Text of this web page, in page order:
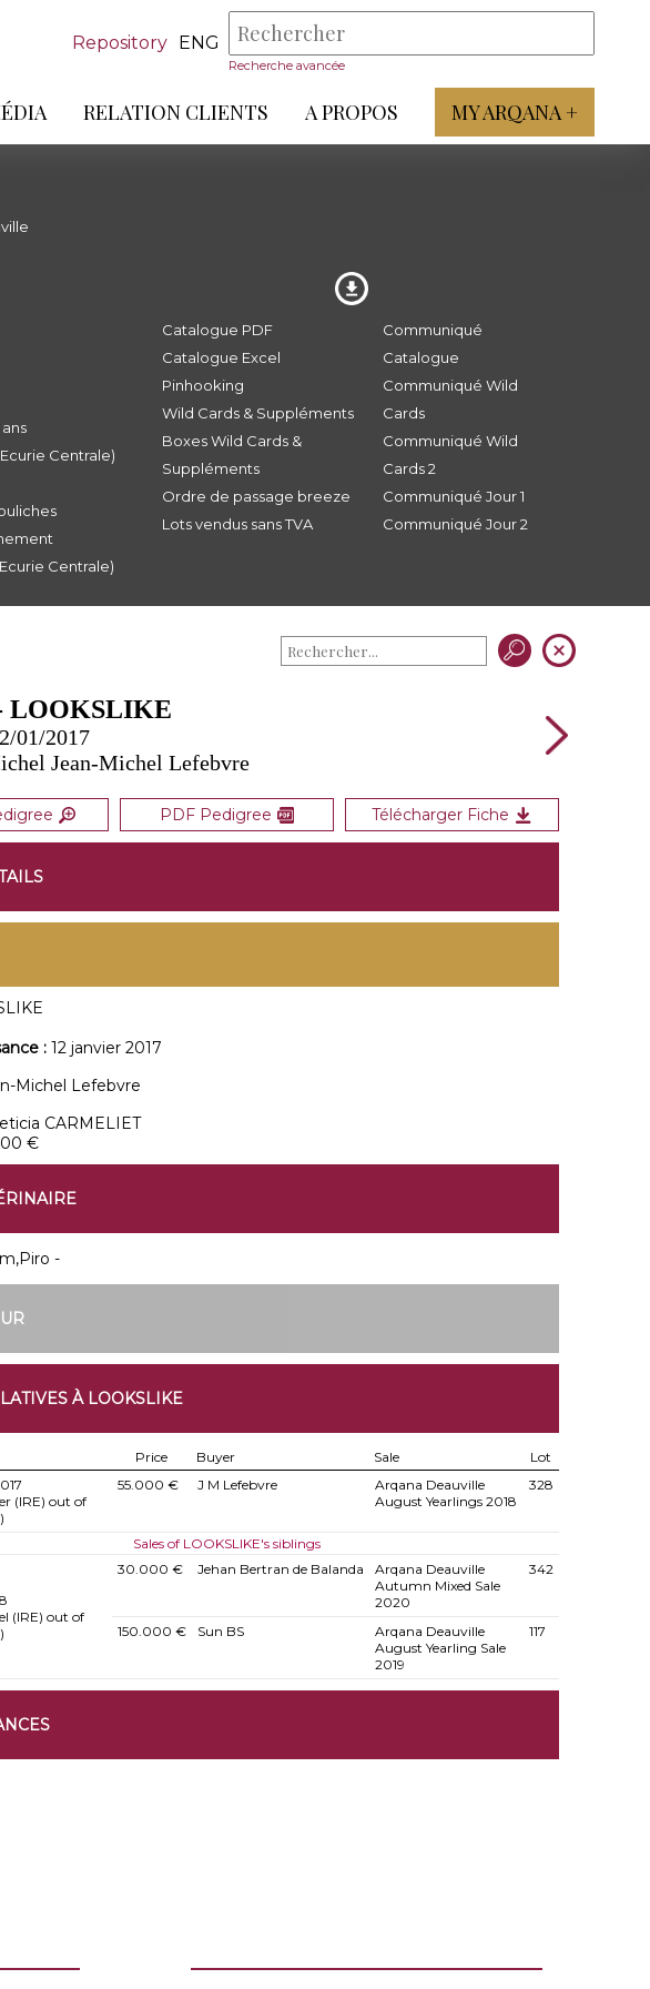
Repository ENG
Recherche avancée
RELATION CLIENTS A PROPOS MY ARQANA +
Centrale)
Centrale)
Catalogue PDF
Catalogue Excel
Pinhooking
Wild Cards & Suppléments
Boxes Wild Cards &
Suppléments
Ordre de passage breeze
Lots vendus sans TVA
Communiqué
Catalogue
Communiqué Wild
Cards
Communiqué Wild
Cards 2
Communiqué Jour 1
Communiqué Jour 2
LOOKSLIKE
01/2017
Jean-Michel Lefebvre
PDF Pedigree Télécharger Fiche
: 12 janvier 2017
Michel Lefebvre
CARMELIET
€
-
À LOOKSLIKE
Price Buyer Sale
Lot
(IRE) out of
55.000 € J M Lefebvre
Arqana Deauville
August Yearlings 2018
328
Sales of LOOKSLIKE's siblings
(IRE) out of
30.000 € Jehan Bertran de Balanda
Arqana Deauville
Autumn Mixed Sale
2020
342
150.000 € Sun BS
Arqana Deauville
August Yearling Sale
2019
117